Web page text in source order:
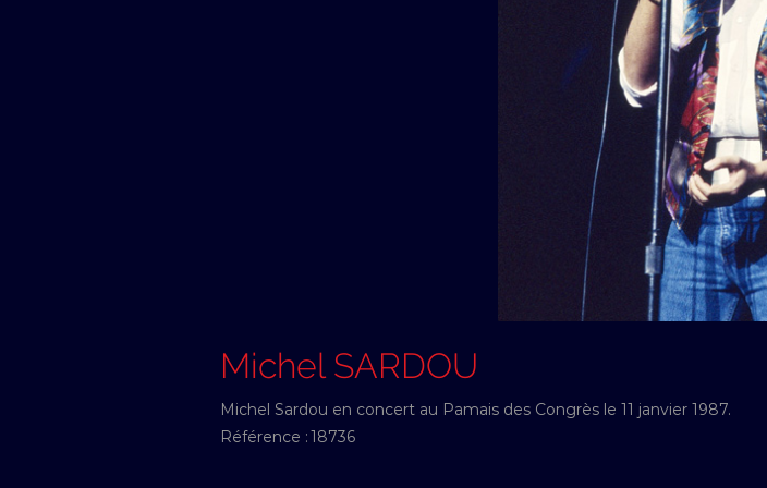
Michel SARDOU
Michel Sardou en concert au Pamais des Congrès le 11 janvier 1987.
Référence :18736